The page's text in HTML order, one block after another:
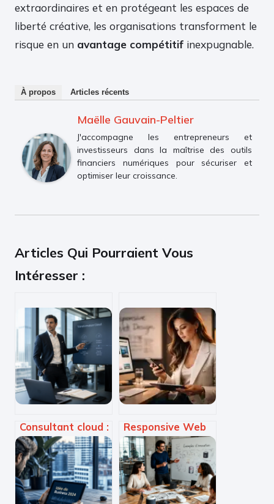
extraordinaires et en protégeant les espaces de
liberté créative, les organisations transforment le
risque en un avantage compétitif inexpugnable.
À propos Articles récents
Maëlle Gauvain-Peltier
J'accompagne les entrepreneurs et
investisseurs dans la maîtrise des outils
financiers numériques pour sécuriser et
optimiser leur croissance.
Articles Qui Pourraient Vous
Intéresser :
Consultant cloud :
comment réussir
votre migration
sans exploser
votre budget ?
Responsive Web
Design : comment
maîtriser la grille
fluide, les media
queries et le
Mobile First ?